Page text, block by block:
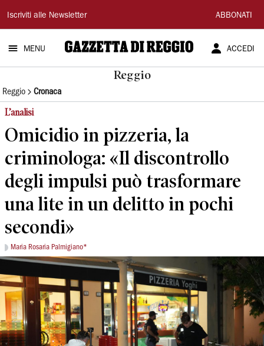
Gazzetta
di
Reggio
Iscriviti alle Newsletter ABBONATI
MENU ACCEDI
Reggio
Reggio Cronaca
L’analisi
Omicidio in pizzeria, la
criminologa: «Il discontrollo
degli impulsi può trasformare
una lite in un delitto in pochi
secondi»
Maria Rosaria Palmigiano*